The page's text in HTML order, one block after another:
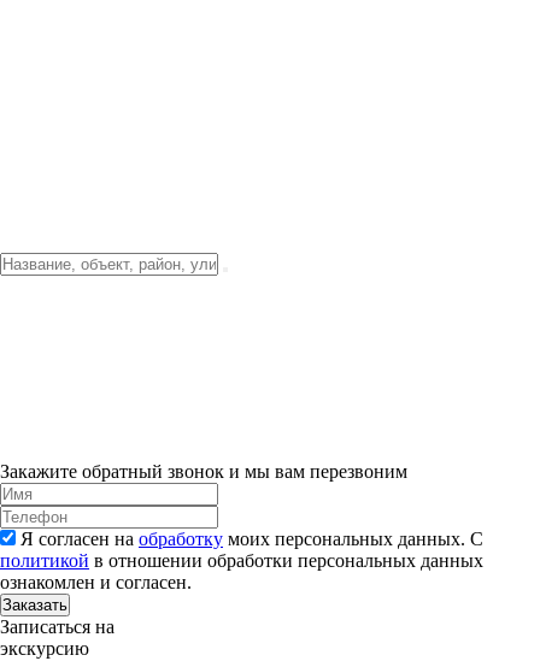
Закажите обратный звонок и мы вам перезвоним
Я согласен на обработку моих персональных данных. С
политикой в отношении обработки персональных данных
ознакомлен и согласен.
Заказать
Записаться на
экскурсию